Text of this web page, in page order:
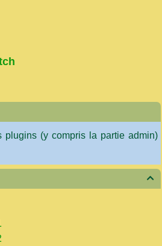
plugins (y compris la partie admin)
